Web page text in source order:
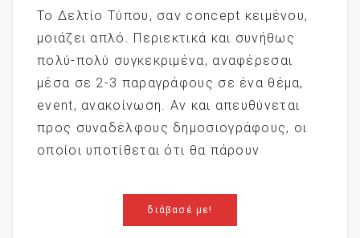
Το Δελτίο Τύπου, σαν concept κειμένου,
μοιάζει απλό. Περιεκτικά και συνήθως
πολύ-πολύ συγκεκριμένα, αναφέρεσαι
μέσα σε 2-3 παραγράφους σε ένα θέμα,
event, ανακοίνωση. Αν και απευθύνεται
προς συναδέλφους δημοσιογράφους, οι
οποίοι υποτίθεται ότι θα πάρουν
διάβασέ με!